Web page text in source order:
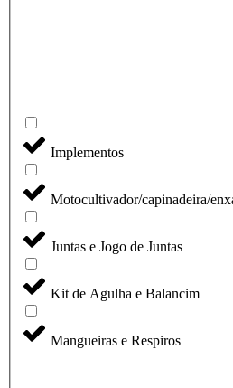
Implementos
Motocultivador/capinadeira/
Juntas e Jogo de Juntas
Kit de Agulha e Balancim
Mangueiras e Respiros